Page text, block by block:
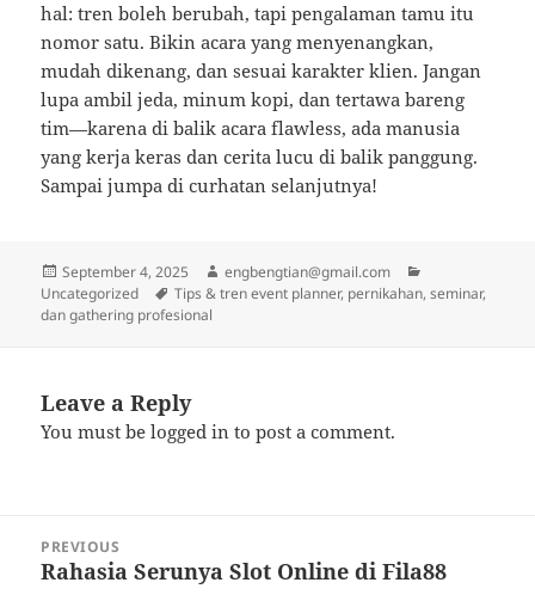
hal: tren boleh berubah, tapi pengalaman tamu itu
nomor satu. Bikin acara yang menyenangkan,
mudah dikenang, dan sesuai karakter klien. Jangan
lupa ambil jeda, minum kopi, dan tertawa bareng
tim—karena di balik acara flawless, ada manusia
yang kerja keras dan cerita lucu di balik panggung.
Sampai jumpa di curhatan selanjutnya!
Posted
on
September 4, 2025 Author
engbengtian@gmail.com
Uncategorized
Tags
Tips & tren event planner, pernikahan, seminar,
dan gathering profesional
Leave a Reply
You must belogged in to post a comment.
navigation
PREVIOUS
Previous
Rahasia Serunya Slot Online di Fila88